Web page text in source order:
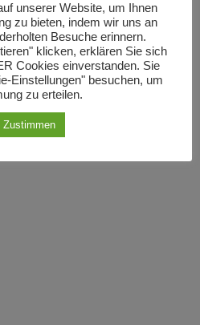
unserer Website, um Ihnen
zu bieten, indem wir uns an
Besuche erinnern.
klicken, erklären Sie sich
Cookies einverstanden. Sie
Einstellungen" besuchen, um
zu erteilen.
Zustimmen